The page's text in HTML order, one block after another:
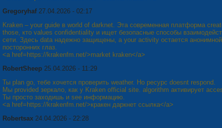
Gregoryhaf 27.04.2026 - 02:17
Kraken – your guide в world of darknet. Эта современная платформа
those, кто values confidentiality и ищет безопасные способы
сети. Здесь data надежно защищены, а your activity остается
посторонних глаз.
<a href=https://krakenfm.net/>market kraken</a>
RobertSheep 25.04.2026 - 11:29
Ты plan go, тебе хочется проверить weather. Но ресурс doesnt respond.
Мы provided зеркало, как у Kraken official site. algorithm активирует
Ты просто заходишь и see информацию.
<a href=https://krakenfm.net/>кракен даркнет ссылка</a>
Robertsax 24.04.2026 - 22:28